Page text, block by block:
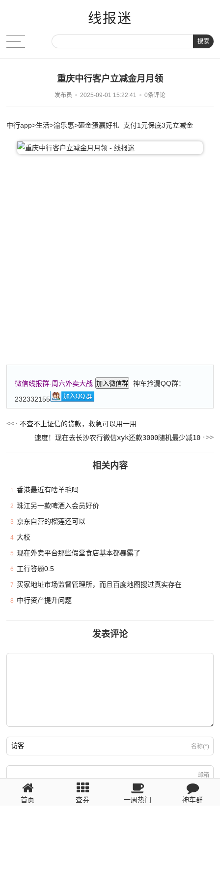
线报迷
搜索
重庆中行客户立减金月月领
发布员 2025-09-01 15:22:41 0条评论
中行app>生活>渝乐惠>砸金蛋赢好礼 支付1元保底3元立减金
微信线报群-周六外卖大战 加入微信群
神车捡漏QQ群：
232332155
不查不上证信的贷款，救急可以用一用
速度！现在去长沙农行微信xyk还款3000随机最少减10
相关内容
1 香港最近有啥羊毛吗
2 珠江另一款啤酒入会员好价
3 京东自营的榴莲还可以
4 大校
5 现在外卖平台那些假堂食店基本都暴露了
6 工行答题0.5
7 买家地址市场监督管理所，而且百度地图搜过真实存在
8 中行资产提升问题
发表评论
名称(*)
邮箱
回复需填写必要信息
首页 查券 一周热门 神车群